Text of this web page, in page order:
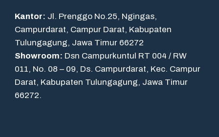
Kantor: Jl. Prenggo No.25, Ngingas,
Campurdarat, Campur Darat, Kabupaten
Tulungagung, Jawa Timur 66272
Showroom: Dsn Campurkuntul RT 004 / RW
011, No. 08 – 09, Ds. Campurdarat, Kec. Campur
Darat, Kabupaten Tulungagung, Jawa Timur
66272.